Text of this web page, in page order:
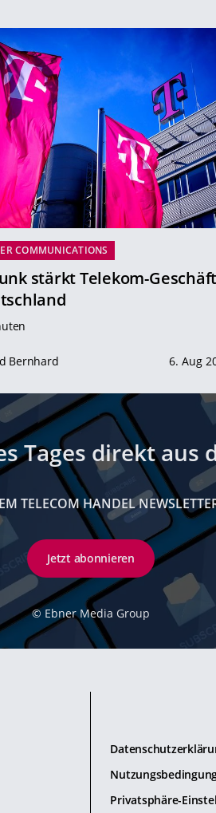
COMMUNICATIONS
stärkt Telekom-Geschäft
Bernhard 6. Aug
Tages direkt aus
TELECOM HANDEL
Jetzt abonnieren
© Ebner Media Group
Privatsphäre-